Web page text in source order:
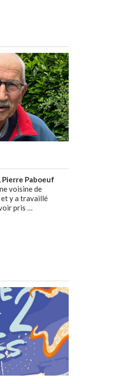
Pierre Paboeuf
voisine de
et y a travaillé
pris …